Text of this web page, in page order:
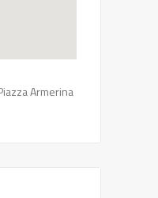
Armerina